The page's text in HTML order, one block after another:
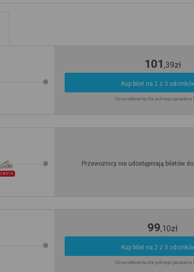
101 ,39zł
Kup bilet na 2 z 3
Cena całkowita dla jednego pasażera
8314
Przewoźnicy nie udostępniają biletów
99,10zł
Kup bilet na 2 z 3
Cena całkowita dla jednego pasażera